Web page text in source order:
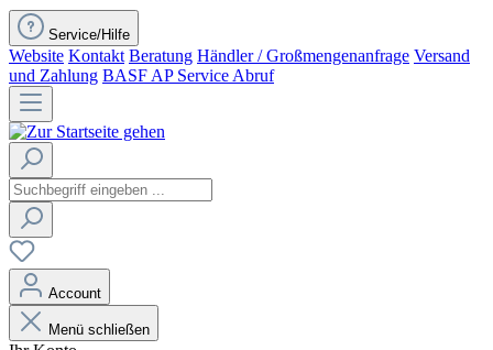
Service/Hilfe
Website Kontakt Beratung Händler / Großmengenanfrage Versand
und Zahlung BASF AP Service Abruf
Account
Menü schließen